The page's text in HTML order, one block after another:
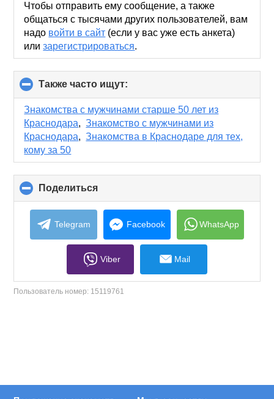
Чтобы отправить ему сообщение, а также
общаться с тысячами других пользователей, вам
надо войти в сайт (если у вас уже есть анкета)
илизарегистрироваться.
Также часто ищут:
to
collapse
contents
Знакомства с мужчинами старше 50 лет из
Краснодара,Знакомство с мужчинами из
Краснодара,Знакомства в Краснодаре для тех,
кому за 50
Поделиться
to
collapse
contents
Telegram Facebook WhatsApp
Viber Mail
Пользователь номер: 15119761